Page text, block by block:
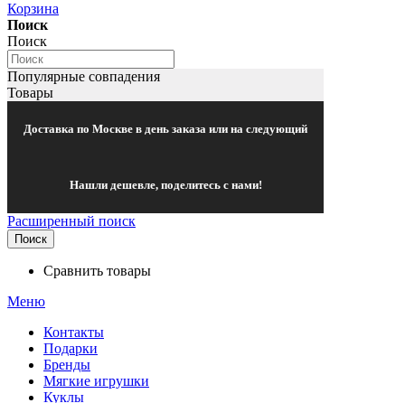
Корзина
Поиск
Поиск
Популярные совпадения
Товары
Доставка по Москве в день заказа или на следующий
Нашли дешевле, поделитесь с нами!
Расширенный поиск
Поиск
Сравнить товары
Меню
Контакты
Подарки
Бренды
Мягкие игрушки
Куклы